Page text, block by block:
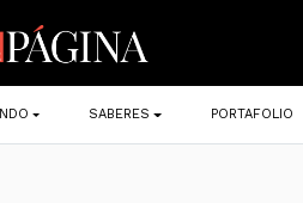
SABERES PORTAFOLIO